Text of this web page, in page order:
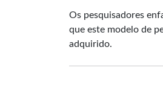
Os pesquisadores
que este modelo de
adquirido.